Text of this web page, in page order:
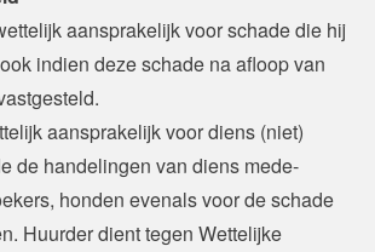
aansprakelijk voor schade die hij
indien deze schade na afloop van
aansprakelijk voor diens (niet)
de handelingen van diens mede-
honden evenals voor de schade
Huurder dient tegen Wettelijke